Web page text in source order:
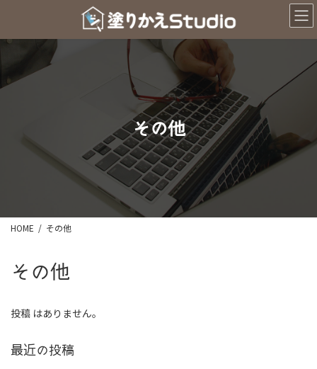
へ
ス
ョ
ン
その他
HOME その他
その他
投稿 はありません。
最近の投稿